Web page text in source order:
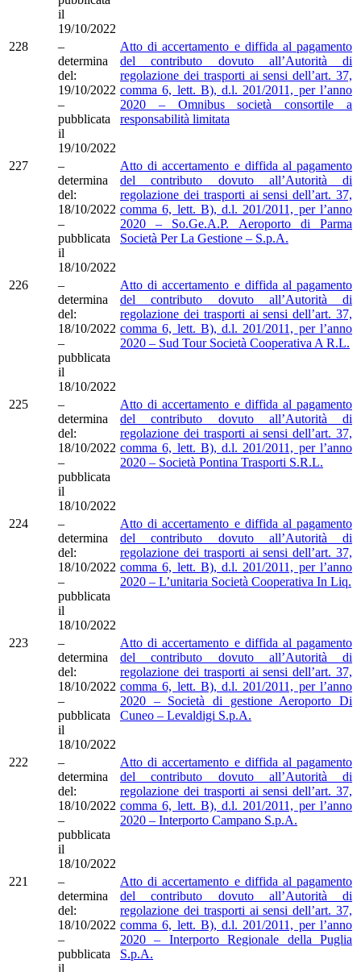
il
19/10/2022
228
–
determina
del:
19/10/2022
–
pubblicata
il
19/10/2022
Atto di accertamento e diffida al pagamento
del contributo dovuto all’Autorità di
regolazione dei trasporti ai sensi dell’art. 37,
comma 6, lett. B), d.l. 201/2011, per l’anno
2020 – Omnibus società consortile a
responsabilità limitata
227
–
determina
del:
18/10/2022
–
pubblicata
il
18/10/2022
Atto di accertamento e diffida al pagamento
del contributo dovuto all’Autorità di
regolazione dei trasporti ai sensi dell’art. 37,
comma 6, lett. B), d.l. 201/2011, per l’anno
2020 – So.Ge.A.P. Aeroporto di Parma
Società Per La Gestione – S.p.A.
226
–
determina
del:
18/10/2022
–
pubblicata
il
18/10/2022
Atto di accertamento e diffida al pagamento
del contributo dovuto all’Autorità di
regolazione dei trasporti ai sensi dell’art. 37,
comma 6, lett. B), d.l. 201/2011, per l’anno
2020 – Sud Tour Società Cooperativa A R.L.
225
–
determina
del:
18/10/2022
–
pubblicata
il
18/10/2022
Atto di accertamento e diffida al pagamento
del contributo dovuto all’Autorità di
regolazione dei trasporti ai sensi dell’art. 37,
comma 6, lett. B), d.l. 201/2011, per l’anno
2020 – Società Pontina Trasporti S.R.L.
224
–
determina
del:
18/10/2022
–
pubblicata
il
18/10/2022
Atto di accertamento e diffida al pagamento
del contributo dovuto all’Autorità di
regolazione dei trasporti ai sensi dell’art. 37,
comma 6, lett. B), d.l. 201/2011, per l’anno
2020 – L’unitaria Società Cooperativa In Liq.
223
–
determina
del:
18/10/2022
–
pubblicata
il
18/10/2022
Atto di accertamento e diffida al pagamento
del contributo dovuto all’Autorità di
regolazione dei trasporti ai sensi dell’art. 37,
comma 6, lett. B), d.l. 201/2011, per l’anno
2020 – Società di gestione Aeroporto Di
Cuneo – Levaldigi S.p.A.
222
–
determina
del:
18/10/2022
–
pubblicata
il
18/10/2022
Atto di accertamento e diffida al pagamento
del contributo dovuto all’Autorità di
regolazione dei trasporti ai sensi dell’art. 37,
comma 6, lett. B), d.l. 201/2011, per l’anno
2020 – Interporto Campano S.p.A.
221
–
determina
del:
18/10/2022
–
pubblicata
il
Atto di accertamento e diffida al pagamento
del contributo dovuto all’Autorità di
regolazione dei trasporti ai sensi dell’art. 37,
comma 6, lett. B), d.l. 201/2011, per l’anno
2020 – Interporto Regionale della Puglia
S.p.A.